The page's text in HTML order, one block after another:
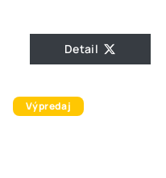
Detail
Výpredaj